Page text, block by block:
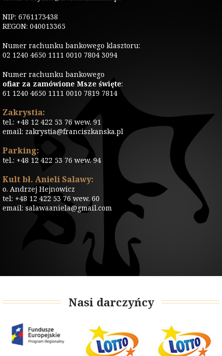
NIP: 6761173438
REGON: 040013365
Numer rachunku bankowego klasztoru:
02 1240 4650 1111 0010 7804 3094
Numer rachunku bankowego
ofiar za zamówione Msze święte:
61 1240 4650 1111 0010 7819 7814
Zakrystia:
tel.: +48 12 422 53 76 wew. 91
email: zakrystia@franciszkanska.pl
Parking:
tel.: +48 12 422 53 76 wew. 94
Kult bł. Anieli Salawy:
o. Andrzej Hejnowicz
tel: +48 12 422 53 76 wew. 60
email: salawaaniela@gmail.com
Nasi darczyńcy